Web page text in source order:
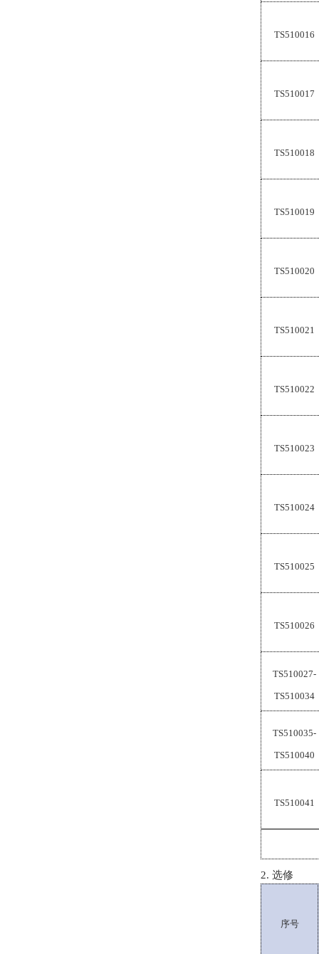
TS510016
TS510017
TS510018
TS510019
TS510020
TS510021
TS510022
TS510023
TS510024
TS510025
TS510026
TS510027-
TS510034
TS510035-
TS510040
TS510041
2. 选修
序号